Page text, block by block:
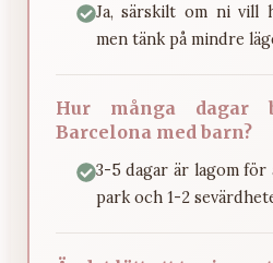
Ja, särskilt om ni vill
men tänk på mindre
Hur många dagar
Barcelona med barn?
3-5 dagar är lagom
park och 1-2